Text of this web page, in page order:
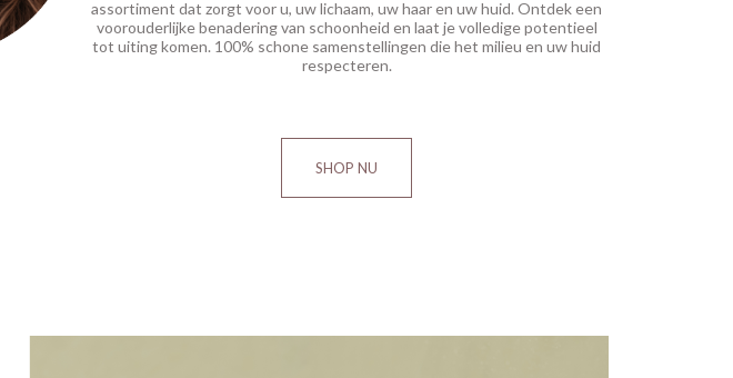
assortiment dat zorgt voor u, uw lichaam, uw haar en uw huid. Ontdek een
voorouderlijke benadering van schoonheid en laat je volledige potentieel
tot uiting komen. 100% schone samenstellingen die het milieu en uw huid
respecteren.
SHOP NU